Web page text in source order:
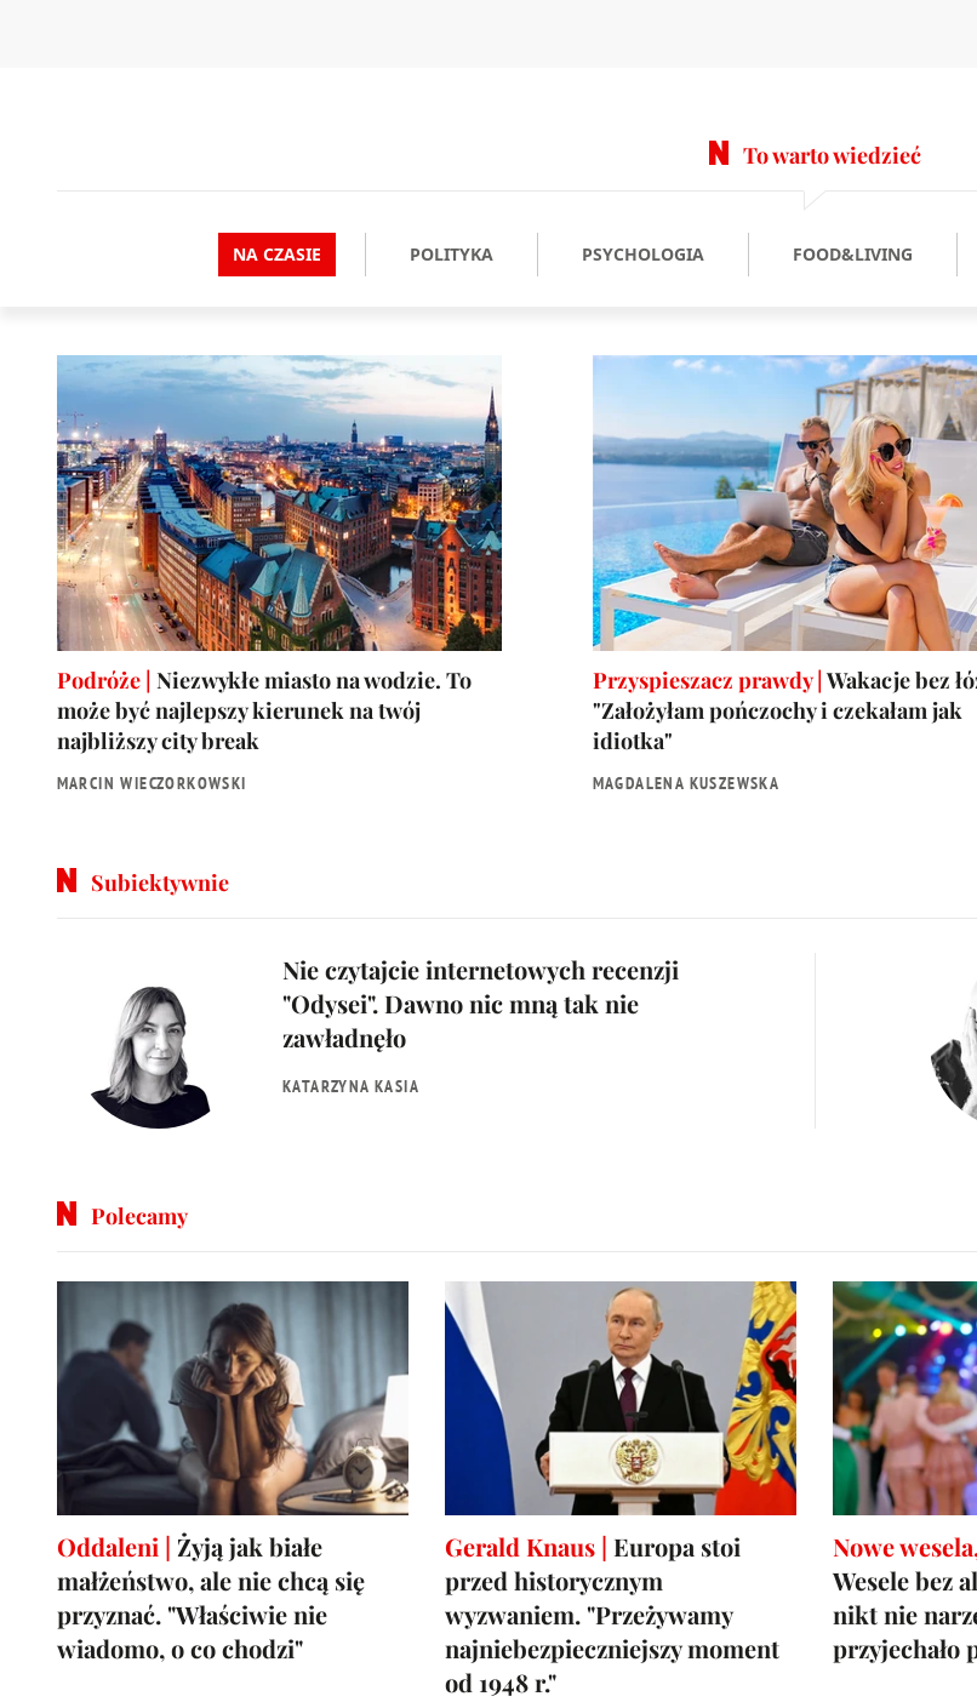
To warto wiedzieć
NA CZASIE POLITYKA PSYCHOLOGIA FOOD&LIVING
Podróże | Niezwykłe miasto na wodzie. To
może być najlepszy kierunek na twój
najbliższy city break
MARCIN WIECZORKOWSKI
Przyspieszacz prawdy | Wakacje bez
"Założyłam pończochy i czekałam jak
idiotka"
MAGDALENA KUSZEWSKA
Subiektywnie
Nie czytajcie internetowych recenzji
"Odysei". Dawno nic mną tak nie
zawładnęło
KATARZYNA KASIA
Polecamy
Oddaleni | Żyją jak białe
małżeństwo, ale nie chcą się
przyznać. "Właściwie nie
wiadomo, o co chodzi"
Gerald Knaus | Europa stoi
przed historycznym
wyzwaniem. "Przeżywamy
najniebezpieczniejszy moment
od 1948 r."
Nowe
Wesele bez
nikt nie
przyjechało